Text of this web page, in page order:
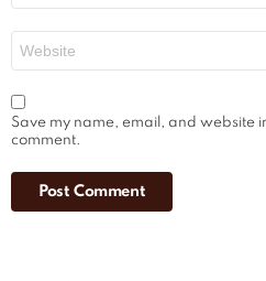
Save my name, email, and website
comment.